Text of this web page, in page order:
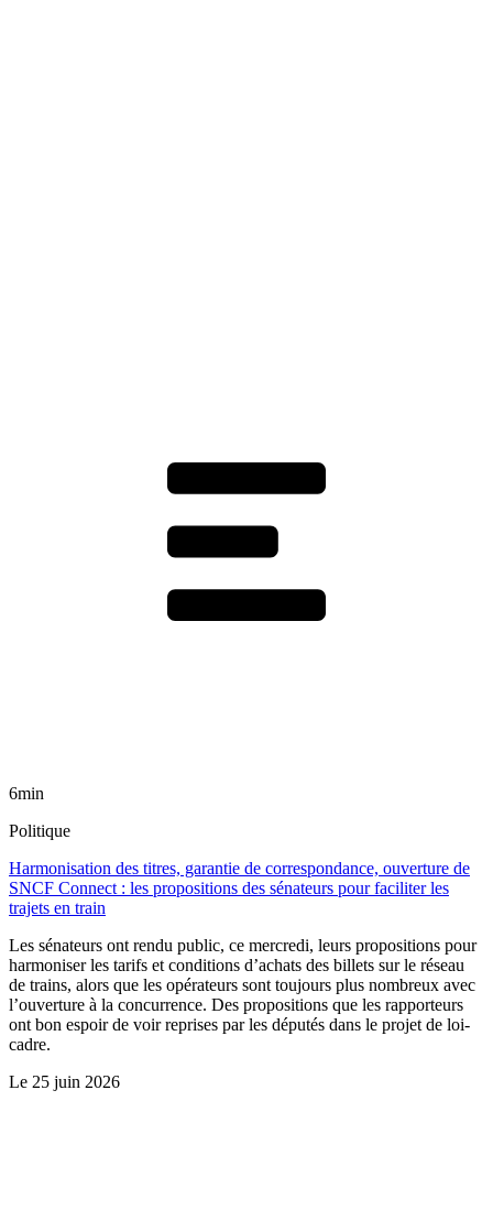
6min
Politique
Harmonisation des titres, garantie de correspondance, ouverture de
SNCF Connect : les propositions des sénateurs pour faciliter les
trajets en train
Les sénateurs ont rendu public, ce mercredi, leurs propositions pour
harmoniser les tarifs et conditions d’achats des billets sur le réseau
de trains, alors que les opérateurs sont toujours plus nombreux avec
l’ouverture à la concurrence. Des propositions que les rapporteurs
ont bon espoir de voir reprises par les députés dans le projet de loi-
cadre.
Le 25 juin 2026